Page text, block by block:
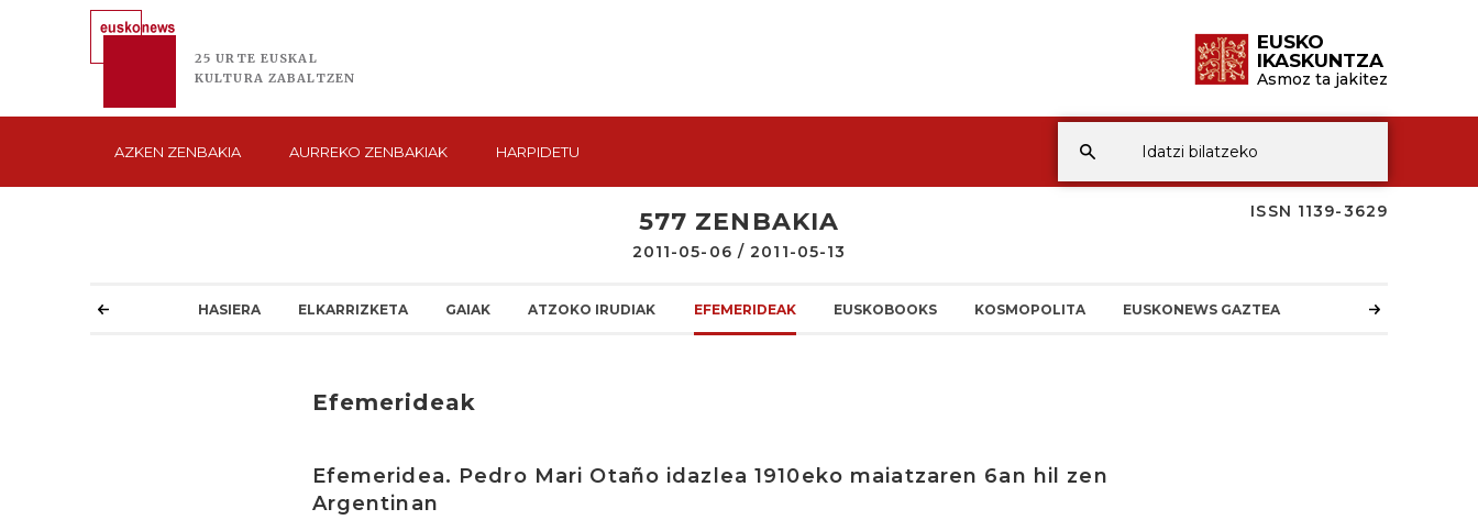
25 URTE EUSKAL
KULTURA ZABALTZEN
EUSKO
IKASKUNTZA
Asmoz ta jakitez
AZKEN ZENBAKIA AURREKO ZENBAKIAK HARPIDETU
ISSN 1139-3629
577 ZENBAKIA
2011-05-06 / 2011-05-13
HASIERA ELKARRIZKETA GAIAK ATZOKO IRUDIAK EFEMERIDEAK EUSKOBOOKS KOSMOPOLITA EUSKONEWS GAZTEA
Efemerideak
Efemeridea. Pedro Mari Otaño idazlea 1910eko maiatzaren 6an hil zen
Argentinan